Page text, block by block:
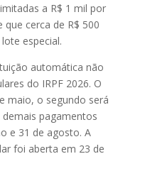
a R$ 1 mil por
cerca de R$ 500
especial.
automática não
do IRPF 2026. O
maio, o segundo será
pagamentos
e 31 de agosto. A
foi aberta em 23 de